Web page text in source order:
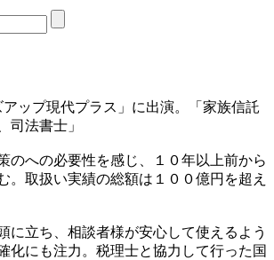
ップ現代プラス」に出演。「家族信託
司法書士」
のへの必要性を感じ、１０年以上前から
。取扱い実績の総額は１００億円を超え
に立ち、相談者様が安心して使えるよう
化にも注力。税理士と協力して行った国